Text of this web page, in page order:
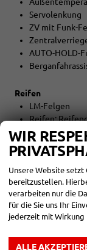
Servolenkung
ZV mit Funk-
AUTO-HOLD-
Reifen
LM-Felgen
Reifen:
Umwelt
Abgaskonzept
START-
Sonstiges
Irrtümer
INNEN
WIR
Unsere Website setzt
bereitzustellen.
verarbeiten nur die
für die Sie uns Ihr
jederzeit mit
ALLE